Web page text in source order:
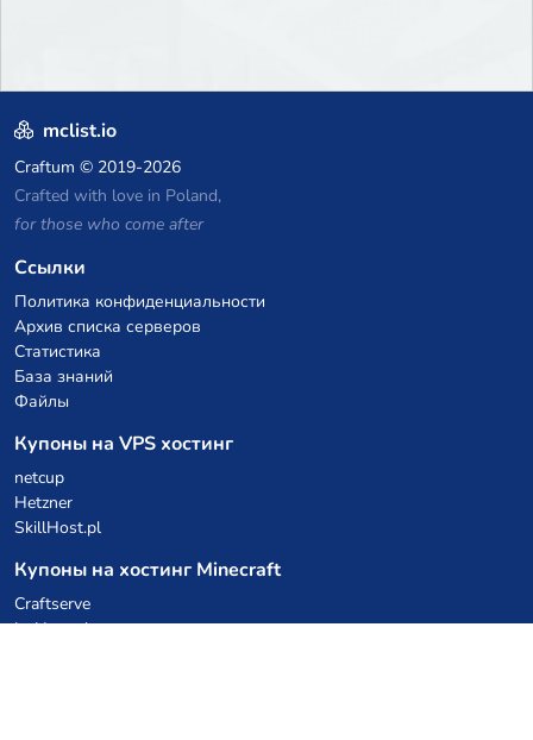
mclist.io
Craftum © 2019-2026
Crafted with love in Poland,
for those who come after
Ссылки
Политика конфиденциальности
Архив списка серверов
Статистика
База знаний
Файлы
Купоны на VPS хостинг
netcup
Hetzner
SkillHost.pl
Купоны на хостинг Minecraft
Craftserve
IceHost.pl